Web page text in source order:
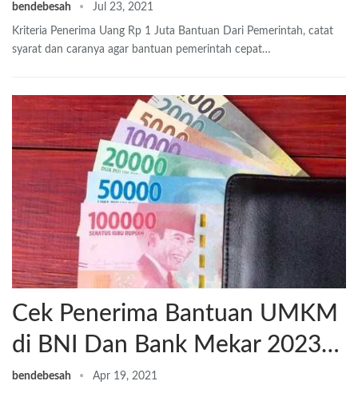
bendebesah Jul 23, 2021
Kriteria Penerima Uang Rp 1 Juta Bantuan Dari Pemerintah, catat
syarat dan caranya agar bantuan pemerintah cepat…
Cek Penerima Bantuan UMKM
di BNI Dan Bank Mekar 2023…
bendebesah Apr 19, 2021